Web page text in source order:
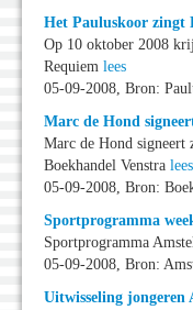
Het Pauluskoor zingt
Op 10 oktober 2008
Requiem lees
05-09-2008, Bron:
Marc de Hond
Marc de Hond signeert
Boekhandel Venstra lees
05-09-2008, Bron:
Sportprogramma
Sportprogramma
05-09-2008, Bron:
Uitwisseling jongeren